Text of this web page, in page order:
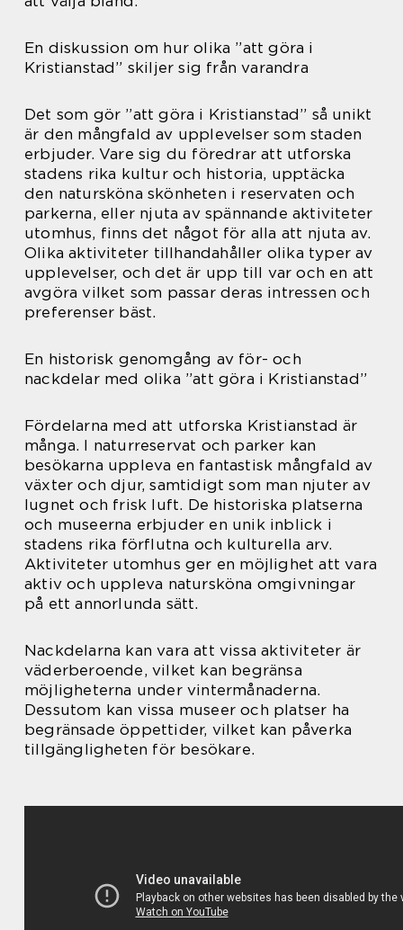
En diskussion om hur olika ”att göra i
Kristianstad” skiljer sig från varandra
Det som gör ”att göra i Kristianstad” så unikt
är den mångfald av upplevelser som staden
erbjuder. Vare sig du föredrar att utforska
stadens rika kultur och historia, upptäcka
den natursköna skönheten i reservaten och
parkerna, eller njuta av spännande aktiviteter
utomhus, finns det något för alla att njuta av.
Olika aktiviteter tillhandahåller olika typer av
upplevelser, och det är upp till var och en att
avgöra vilket som passar deras intressen och
preferenser bäst.
En historisk genomgång av för- och
nackdelar med olika ”att göra i Kristianstad”
Fördelarna med att utforska Kristianstad är
många. I naturreservat och parker kan
besökarna uppleva en fantastisk mångfald av
växter och djur, samtidigt som man njuter av
lugnet och frisk luft. De historiska platserna
och museerna erbjuder en unik inblick i
stadens rika förflutna och kulturella arv.
Aktiviteter utomhus ger en möjlighet att vara
aktiv och uppleva natursköna omgivningar
på ett annorlunda sätt.
Nackdelarna kan vara att vissa aktiviteter är
väderberoende, vilket kan begränsa
möjligheterna under vintermånaderna.
Dessutom kan vissa museer och platser ha
begränsade öppettider, vilket kan påverka
tillgängligheten för besökare.